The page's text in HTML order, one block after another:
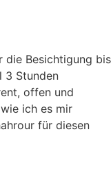
die Besichtigung bis
3 Stunden
offen und
ich es mir
für diesen